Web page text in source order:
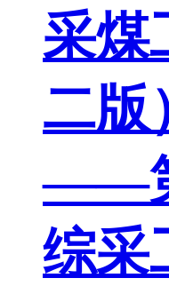
采煤
二版
——
综采